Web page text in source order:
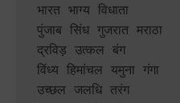
भारत भाग्य विधाता
पुंजाब सिंध गुजरात मराठा
द्रविड़ उत्कल बंग
विंध्य हिमांचल यमुना गंगा
उच्छल जलधि तरंग